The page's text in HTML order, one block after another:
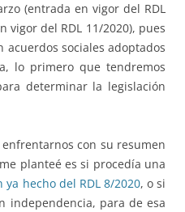
(entrada en vigor del RDL
vigor del RDL 11/2020), pues
sociales adoptados
lo primero que tendremos
determinar la legislación
con su resumen
planteé es si procedía una
ya hecho del RDL 8/2020, o si
independencia, para de esa